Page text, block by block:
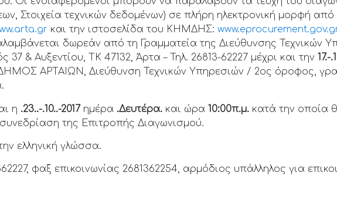
Στοιχεία τεχνικών δεδομένων) σε πλήρη ηλεκτρονική μορφή από
και την ιστοσελίδα του ΚΗΜΔΗΣ:
δωρεάν από τη Γραμματεία της Διεύθυνσης Τεχνικών
& Αυξεντίου, ΤΚ 47132, Άρτα – Τηλ. 26813-62227 μέχρι και την 17.-
ΑΡΤΑΙΩΝ, Διεύθυνση Τεχνικών Υπηρεσιών / 2ος όροφος,
η .23..-.10..-2017 ημέρα .Δευτέρα. και ώρα10:00π.μ. κατά την οποία
της Επιτροπής Διαγωνισμού.
ελληνική γλώσσα.
φαξ επικοινωνίας 2681362254, αρμόδιος υπάλληλος για